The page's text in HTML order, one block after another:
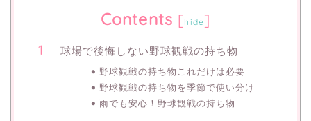
Contents [hide ]
球場で後悔しない野球観戦の持ち物
野球観戦の持ち物これだけは必要
野球観戦の持ち物を季節で使い分け
雨でも安心！野球観戦の持ち物